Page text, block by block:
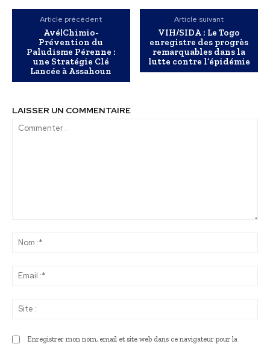
Article précédent
Avé|Chimio-
Prévention du
Paludisme Pérenne :
une Stratégie Clé
Lancée à Assahoun
Article suivant
VIH/SIDA : Le Togo
enregistre des progrès
remarquables dans la
lutte contre l’épidémie
LAISSER UN COMMENTAIRE
Enregistrer mon nom, email et site web dans ce navigateur pour la